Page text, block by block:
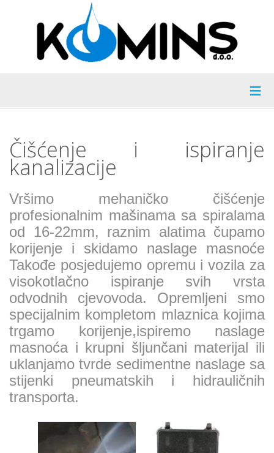
≡
Čišćenje i ispiranje
kanalizacije
Vršimo mehaničko čišćenje
profesionalnim mašinama sa spiralama
od 16-22mm, raznim alatima čupamo
korijenje i skidamo naslage masnoće
Takođe posjedujemo opremu i vozila za
visokotlačno ispiranje svih vrsta
odvodnih cjevovoda. Opremljeni smo
specijalnim kompletom mlaznica kojima
trgamo korijenje,ispiremo naslage
masnoća i krupni šljunčani materijal ili
uklanjamo tvrde sedimentne naslage sa
stijenki pneumatskih i hidrauličnih
transporta.